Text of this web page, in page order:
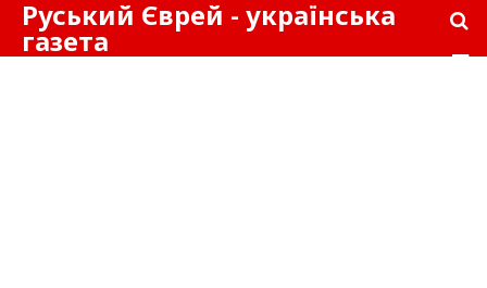
Руський Єврей - українська
газета